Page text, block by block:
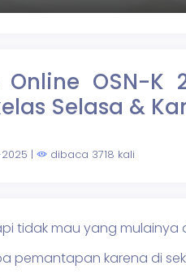
OSN-K
Selasa &
| dibaca 3718 kali
tidak mau yang
pemantapan karena di